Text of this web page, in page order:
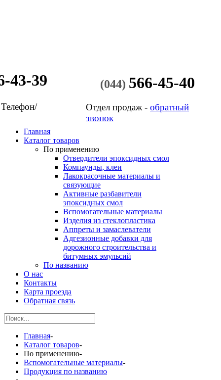
43-39 (044) 566-45-40
Отдел продаж - обратный
звонок
Главная
Каталог товаров
По применению
Отвердители эпоксидных смол
Компаунды, клеи
Лакокрасочные материалы и
связующие
Активные разбавители
эпоксидных смол
Вспомогательные материалы
Изделия из стеклопластика
Аппреты и замаслеватели
Адгезионные добавки для
дорожного строительства и
битумных эмульсий
По названию
О нас
Контакты
Карта проезда
Обратная связь
Главная-
Каталог товаров-
По применению-
Вспомогательные материалы-
Продукция по названию